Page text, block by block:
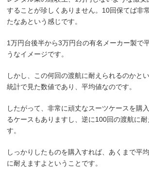
することが珍しくありません。10回保てば非
たなあという感じです。
1万円台後半から3万円台の有名メーカー製で
うなイメージです。
しかし、この何回の渡航に耐えられるのかと
統計で見た数値であり、平均値なのです。
したがって、非常に頑丈なスーツケースを購
るケースもありますし、逆に100回の渡航に
す。
しっかりしたものを購入すれば、あくまで平
に耐えますよということです。